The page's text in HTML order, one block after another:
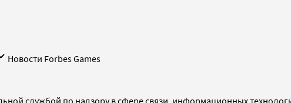
Новости Forbes Games
службой по надзору в сфере связи, информационных